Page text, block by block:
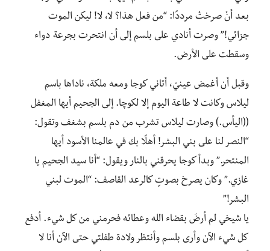
بعد أنْ صرختُ مرددًا: “من فعل هذا؟ لا، لا! ليكن الموت
جزائي!” وصرت أنادي على بلسم إلى أن انتحرت بجرعة دواء
وسقطت على الأرض.
وقبل أن أغمض عينيّ، أتاني كوجا ومعه ملكة، ناداها باسم
ليلاس وكانت لا طاعة اليوم إلا لكوچا. إلى الجحيم أيها المغفل
((اليأس.) وصارت ليلاس تشرب من دم بلسم بشغف وتقول:
“النصر لنا على بني البشر! أهلًا بك في عالمنا الأسود أيها
المنتحر.” وبدأ كوجا يحرقني بالنار ويقول: “أنا سيد الجحيم يا
غازي.” وكان يصرخ بصوتٍ كالرعد القاصف: “الموت لبني
البشر!”
يا شيخي لم أرضَ بقضاء الله وعطائه فحرمني من كل شيء. أدفع
كل شيء الآن وأرى بلسم وأنتظر ولادة طفلتي حتى الآن أنا لا